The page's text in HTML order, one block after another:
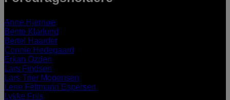
Anne Hjernøe
Bente Klarlund
Bertel Haarder
Connie Hedegaard
Erkan Özden
Lars Findsen
Lars Trier Mogensen
Lene Feltmann Espersen
Lykke Friis